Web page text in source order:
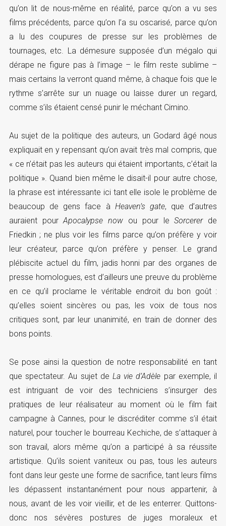
qu’on lit de nous-même en réalité, parce qu’on a vu ses
films précédents, parce qu’on l’a su oscarisé, parce qu’on
a lu des coupures de presse sur les problèmes de
tournages, etc. La démesure supposée d’un mégalo qui
dérape ne figure pas à l’image – le film reste sublime –
mais certains la verront quand même, à chaque fois que le
rythme s’arrête sur un nuage ou laisse durer un regard,
comme s’ils étaient censé punir le méchant Cimino.
Au sujet de la politique des auteurs, un Godard âgé nous
expliquait en y repensant qu’on avait très mal compris, que
« ce n’était pas les auteurs qui étaient importants, c’était la
politique ». Quand bien même le disait-il pour autre chose,
la phrase est intéressante ici tant elle isole le problème de
beaucoup de gens face à Heaven’s gate, que d’autres
auraient pourApocalypse now ou pour leSorcerer de
Friedkin ; ne plus voir les films parce qu’on préfère y voir
leur créateur, parce qu’on préfère y penser. Le grand
plébiscite actuel du film, jadis honni par des organes de
presse homologues, est d’ailleurs une preuve du problème
en ce qu’il proclame le véritable endroit du bon goût :
qu’elles soient sincères ou pas, les voix de tous nos
critiques sont, par leur unanimité, en train de donner des
bons points.
Se pose ainsi la question de notre responsabilité en tant
que spectateur. Au sujet de La vie d’Adèle par exemple, il
est intriguant de voir des techniciens s’insurger des
pratiques de leur réalisateur au moment où le film fait
campagne à Cannes, pour le discréditer comme s’il était
naturel, pour toucher le bourreau Kechiche, de s’attaquer à
son travail, alors même qu’on a participé à sa réussite
artistique. Qu’ils soient vaniteux ou pas, tous les auteurs
font dans leur geste une forme de sacrifice, tant leurs films
les dépassent instantanément pour nous appartenir, à
nous, avant de les voir vieillir, et de les enterrer. Quittons-
donc nos sévères postures de juges moraleux et